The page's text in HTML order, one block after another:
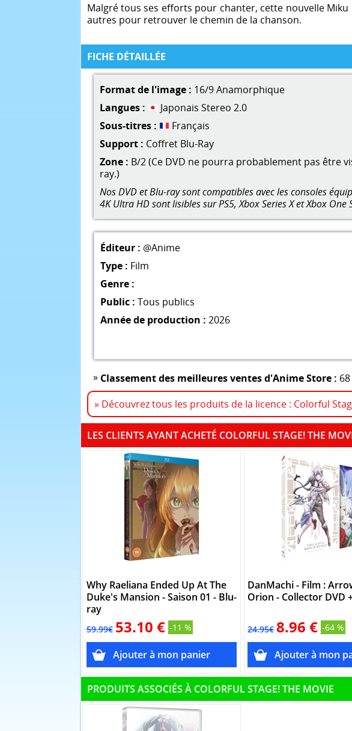
Malgré tous ses efforts pour chanter, cette nouvelle
autres pour retrouver le chemin de la chanson.
FICHE DÉTAILLÉE
Format de l'image : 16/9 Anamorphique
Langues :
Japonais Stereo 2.0
Sous-titres :
Français
Support : Coffret Blu-Ray
Zone : B/2 (Ce DVD ne pourra probablement pas être
ray.)
Nos DVD et Blu-ray sont compatibles avec les consoles
4K Ultra HD sont lisibles sur PS5, Xbox Series X et Xbox One
Éditeur : @Anime
Type : Film
Genre :
Public : Tous publics
Année de production : 2026
» Classement des meilleures ventes d'Anime Store :
» Découvrez tous les produits de la licence : Colorful
LES CLIENTS AYANT ACHETÉ COLORFUL STAGE! THE
Why Raeliana Ended Up At The
Duke's Mansion - Saison 01 - Blu-
ray
59.99€ 53.10 € -11 %
DanMachi - Film :
Orion - Collector DVD
24.95€ 8.96 € -64 %
PRODUITS ASSOCIÉS À COLORFUL STAGE! THE MOVIE